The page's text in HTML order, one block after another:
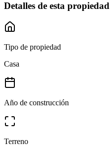
Detalles de esta propiedad
Tipo de propiedad
Casa
Año de construcción
Terreno